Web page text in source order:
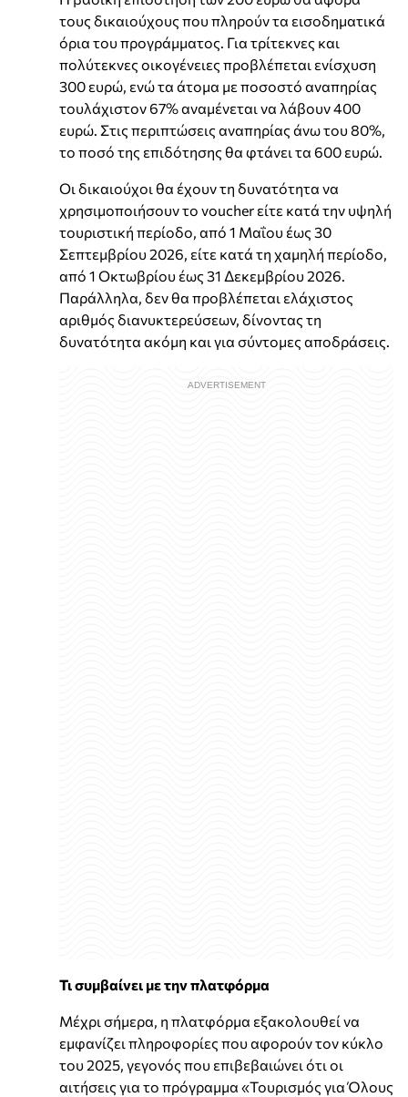
τους δικαιούχους που πληρούν τα εισοδηματικά
όρια του προγράμματος. Για τρίτεκνες και
πολύτεκνες οικογένειες προβλέπεται ενίσχυση
300 ευρώ, ενώ τα άτομα με ποσοστό αναπηρίας
τουλάχιστον 67% αναμένεται να λάβουν 400
ευρώ. Στις περιπτώσεις αναπηρίας άνω του 80%,
το ποσό της επιδότησης θα φτάνει τα 600 ευρώ.
Οι δικαιούχοι θα έχουν τη δυνατότητα να
χρησιμοποιήσουν το voucher είτε κατά την υψηλή
τουριστική περίοδο, από 1 Μαΐου έως 30
Σεπτεμβρίου 2026, είτε κατά τη χαμηλή περίοδο,
από 1 Οκτωβρίου έως 31 Δεκεμβρίου 2026.
Παράλληλα, δεν θα προβλέπεται ελάχιστος
αριθμός διανυκτερεύσεων, δίνοντας τη
δυνατότητα ακόμη και για σύντομες αποδράσεις.
Τι συμβαίνει με την πλατφόρμα
Μέχρι σήμερα, η πλατφόρμα εξακολουθεί να
εμφανίζει πληροφορίες που αφορούν τον κύκλο
του 2025, γεγονός που επιβεβαιώνει ότι οι
αιτήσεις για το πρόγραμμα «Τουρισμός για Όλους